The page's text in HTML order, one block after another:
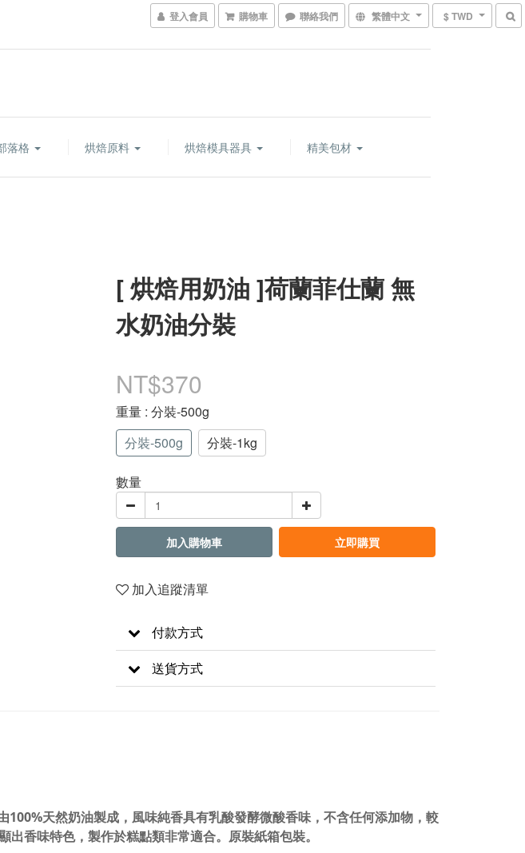
登入會員 購物車 聯絡我們 繁體中文 $ TWD
落格 烘焙原料 烘焙模具器具 精美包材
[ 烘焙用奶油 ]荷蘭菲仕蘭 無
水奶油分裝
NT$370
重量 : 分裝-500g
分裝-500g
分裝-1kg
數量
加入購物車 立即購買
加入追蹤清單
付款方式
送貨方式
100%天然奶油製成，風味純香具有乳酸發酵微酸香味，不含任何添加物，較
香味特色，製作於糕點類非常適合。原裝紙箱包裝。